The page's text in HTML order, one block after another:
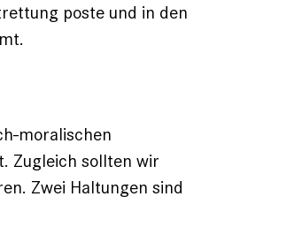
poste und in den
moralischen
Zugleich sollten wir
Zwei Haltungen sind